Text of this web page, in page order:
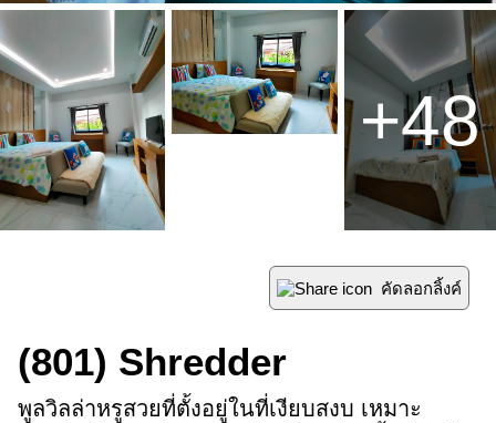
+48
(801) Shredder
คัดลอกลิ้งค์
พูลวิลล่าหรูสวยที่ตั้งอยู่ในที่เงียบสงบ เหมาะ